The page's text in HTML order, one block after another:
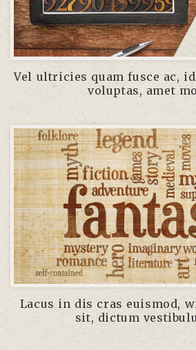
Vel ultricies quam fusce ac,
voluptas, amet
Lacus in dis cras euismod,
sit, dictum